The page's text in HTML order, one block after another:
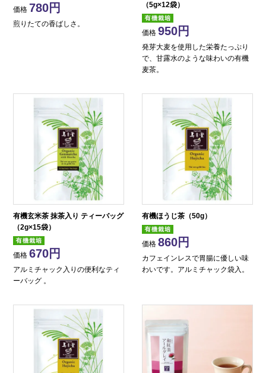
価格 780
煎りたての香ばしさ。
（5g×12袋）
価格 950
発芽大麦を使用した栄養たっぷり
で、甘露水のような味わいの有機
麦茶。
有機玄米茶 抹茶入り ティーバッグ
（2g×15袋）
価格 670
アルミチャック入りの便利なティ
ーバッグ 。
有機ほうじ茶（50g）
価格 860
カフェインレスで胃腸に優しい味
わいです。アルミチャック袋入。